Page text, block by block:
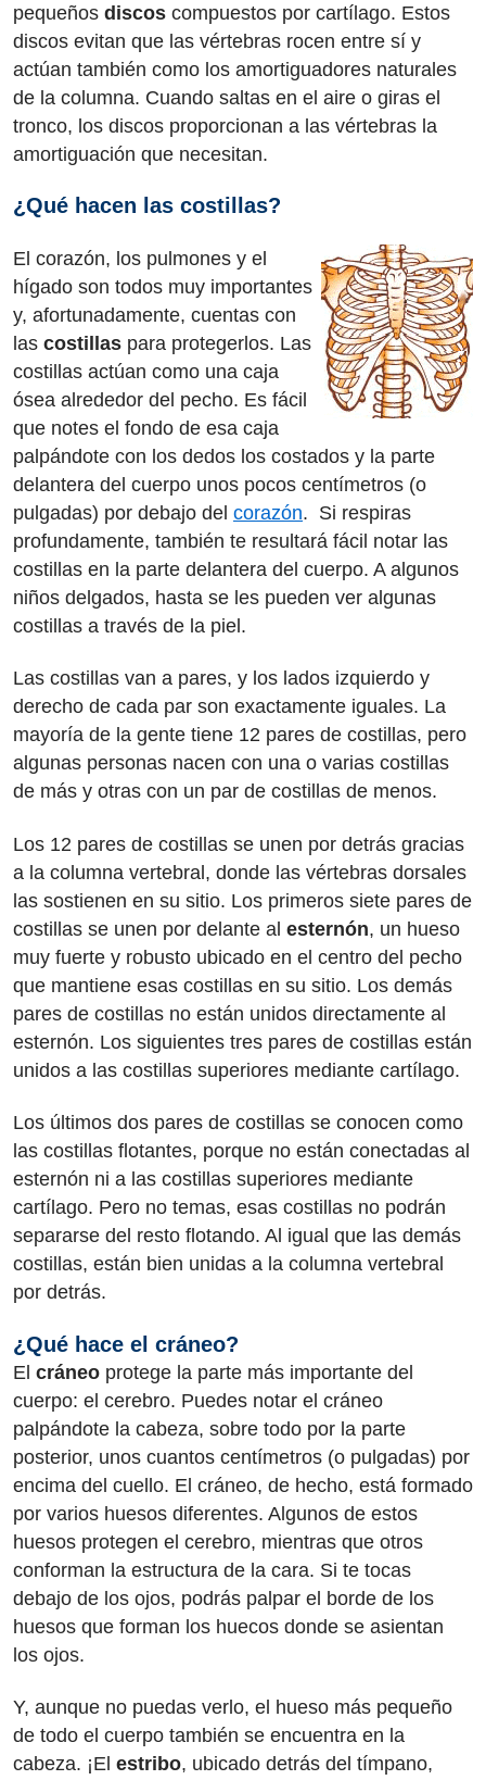
pequeños discos compuestos por cartílago. Estos
discos evitan que las vértebras rocen entre sí y
actúan también como los amortiguadores naturales
de la columna. Cuando saltas en el aire o giras el
tronco, los discos proporcionan a las vértebras la
amortiguación que necesitan.
¿Qué hacen las costillas?
El corazón, los pulmones y el
hígado son todos muy importantes
y, afortunadamente, cuentas con
las costillas para protegerlos. Las
costillas actúan como una caja
ósea alrededor del pecho. Es fácil
que notes el fondo de esa caja
palpándote con los dedos los costados y la parte
delantera del cuerpo unos pocos centímetros (o
pulgadas) por debajo del corazón. Si respiras
profundamente, también te resultará fácil notar las
costillas en la parte delantera del cuerpo. A algunos
niños delgados, hasta se les pueden ver algunas
costillas a través de la piel.
Las costillas van a pares, y los lados izquierdo y
derecho de cada par son exactamente iguales. La
mayoría de la gente tiene 12 pares de costillas, pero
algunas personas nacen con una o varias costillas
de más y otras con un par de costillas de menos.
Los 12 pares de costillas se unen por detrás gracias
a la columna vertebral, donde las vértebras dorsales
las sostienen en su sitio. Los primeros siete pares de
costillas se unen por delante al esternón, un hueso
muy fuerte y robusto ubicado en el centro del pecho
que mantiene esas costillas en su sitio. Los demás
pares de costillas no están unidos directamente al
esternón. Los siguientes tres pares de costillas están
unidos a las costillas superiores mediante cartílago.
Los últimos dos pares de costillas se conocen como
las costillas flotantes, porque no están conectadas al
esternón ni a las costillas superiores mediante
cartílago. Pero no temas, esas costillas no podrán
separarse del resto flotando. Al igual que las demás
costillas, están bien unidas a la columna vertebral
por detrás.
¿Qué hace el cráneo?
El cráneo protege la parte más importante del
cuerpo: el cerebro. Puedes notar el cráneo
palpándote la cabeza, sobre todo por la parte
posterior, unos cuantos centímetros (o pulgadas) por
encima del cuello. El cráneo, de hecho, está formado
por varios huesos diferentes. Algunos de estos
huesos protegen el cerebro, mientras que otros
conforman la estructura de la cara. Si te tocas
debajo de los ojos, podrás palpar el borde de los
huesos que forman los huecos donde se asientan
los ojos.
Y, aunque no puedas verlo, el hueso más pequeño
de todo el cuerpo también se encuentra en la
cabeza. ¡El estribo, ubicado detrás del tímpano,